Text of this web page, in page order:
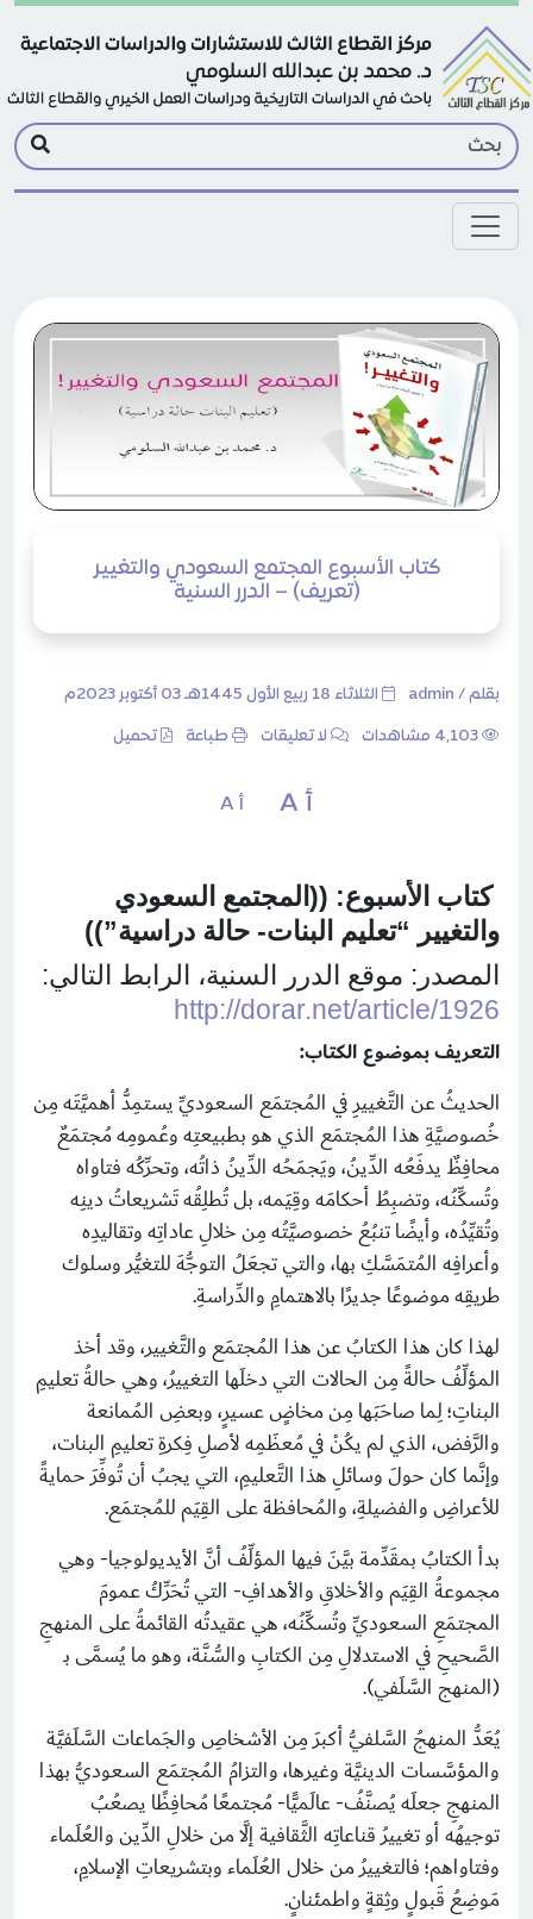
Skip to main content
كتاب الأسبوع المجتمع السعودي والتغيير
(تعريف) – الدرر السنية
بقلم / admin الثلاثاء 18 ربيع الأول 1445هـ 03 أكتوبر 2023م
لا تعليقات طباعة تحميل
أ A أ A
كتاب الأسبوع: ((المجتمع السعودي
والتغيير “تعليم البنات- حالة دراسية”))
المصدر: موقع الدرر السنية، الرابط التالي:
http://dorar.net/article/1926
التعريف بموضوع الكتاب:
الحديثُ عن التَّغييرِ في المُجتمَع السعوديِّ يستمِدُّ أهميَّتَه مِن
خُصوصيَّةِ هذا المُجتمَع الذي هو بطبيعتِه وعُمومِه مُجتمَعٌ
محافِظٌ يدفَعُه الدِّينُ، ويَجمَحُه الدِّينُ ذاتُه، وتحرِّكُه فتاواه
وتُسكِّنُه، وتضبِطُ أحكامَه وقِيَمه، بل تُطلِقُه تَشريعاتُ دينِه
وتُقيِّدُه، وأيضًا تنبُعُ خصوصيَّتُه مِن خلالِ عاداتِه وتقاليدِه
وأعرافِه المُتمَسَّكِ بها، والتي تجعَلُ التوجُّهَ للتغيُّر وسلوك
طريقِه موضوعًا جديرًا بالاهتمامِ والدِّراسةِ.
لهذا كان هذا الكتابُ عن هذا المُجتمَع والتَّغيير، وقد أخذ
المؤلِّفُ حالةً مِن الحالات التي دخلَها التغييرُ، وهي حالةُ تعليمِ
البناتِ؛ لِما صاحَبَها مِن مخاضٍ عسيرٍ، وبعضِ المُمانعة
والرَّفض، الذي لم يكُنْ في مُعظَمِه لأصلِ فِكرةِ تعليمِ البنات،
وإنَّما كان حولَ وسائلِ هذا التَّعليمِ، التي يجبُ أن تُوفِّرَ حمايةً
للأعراضِ والفضيلةِ، والمُحافظة على القِيَم للمُجتمَع.
بدأ الكتابُ بمقَدِّمة بيَّنَ فيها المؤلِّفُ أنَّ الأيديولوجيا- وهي
مجموعةُ القِيَم والأخلاقِ والأهدافِ- التي تُحَرِّكُ عمومَ
المجتمَعِ السعوديِّ وتُسكِّنُه، هي عقيدتُه القائمةُ على المنهجِ
الصَّحيحِ في الاستدلالِ مِن الكتابِ والسُّنَّة، وهو ما يُسمَّى بـ
(المنهج السَّلَفي).
يُعَدُّ المنهجُ السَّلفيُّ أكبرَ مِن الأشخاصِ والجَماعات السَّلَفيَّة
والمؤسَّسات الدينيَّة وغيرها، والتزامُ المُجتمَع السعوديُّ بهذا
المنهجِ جعلَه يُصنَّفُ- عالَميًّا- مُجتمعًا مُحافِظًا يصعُبُ
توجيهُه أو تغييرُ قناعاتِه الثَّقافية إلَّا من خلالِ الدِّين والعُلَماء
وفتاواهم؛ فالتغييرُ من خلال العُلَماء وبتشريعاتِ الإسلامِ،
مَوضِعُ قَبولٍ وثِقةٍ واطمئنانٍ.